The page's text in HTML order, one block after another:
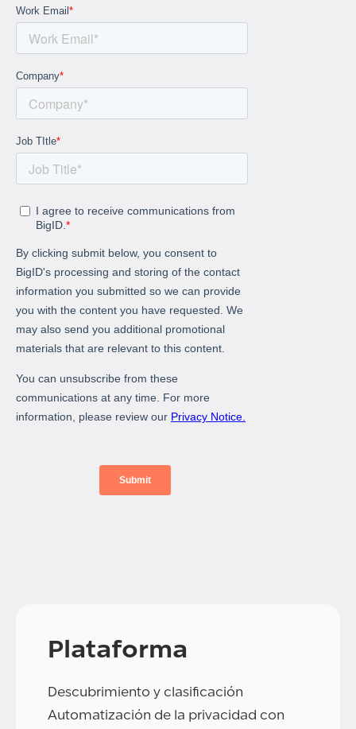
Plataforma
Descubrimiento y clasificación
Automatización de la privacidad con